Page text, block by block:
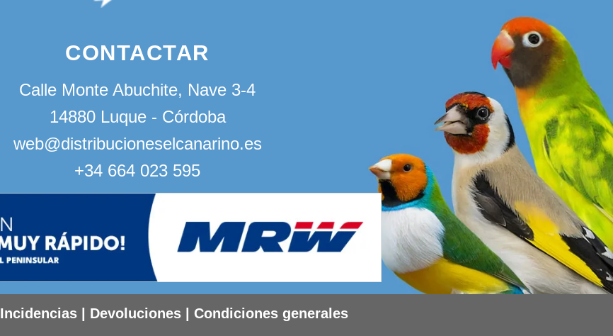
CONTACTAR
Calle Monte Abuchite, Nave 3-4
14880 Luque - Córdoba
web@distribucioneselcanarino.es
+34 664 023 595
Incidencias Devoluciones Condiciones generales